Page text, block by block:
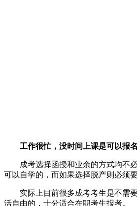
工作很忙，没时间上课是可以报名
成考选择函授和业余的方式均不必
可以自学的，而如果选择脱产则必须
实际上目前很多成考考生是不需要
活自由的，十分适合在职考生报考。